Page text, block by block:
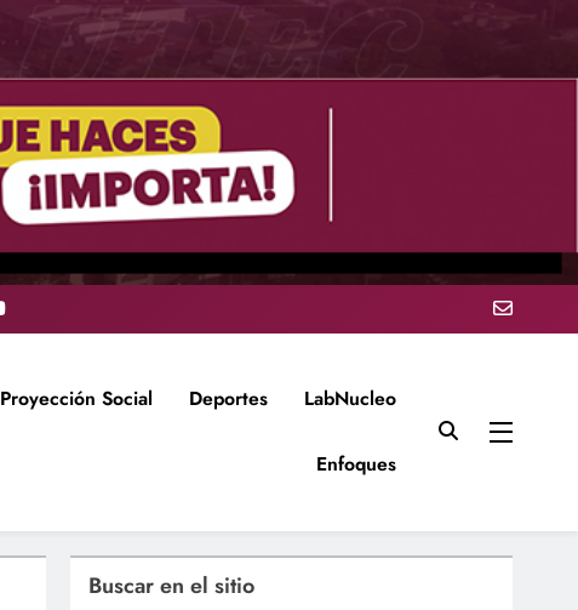
Proyección Social Deportes LabNucleo
Enfoques
Buscar en el sitio